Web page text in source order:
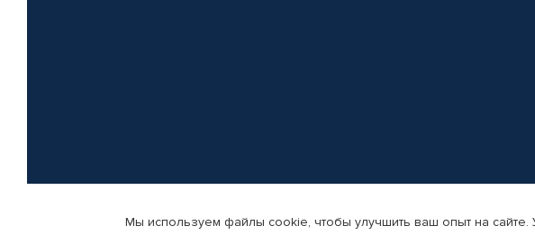
© КАМАЗ ЦЕНТР ДОНЕЦК, 2015-2026. Все права защищены. Интернет-магазин
Мы используем файлы cookie, чтобы улучшить ваш опыт на